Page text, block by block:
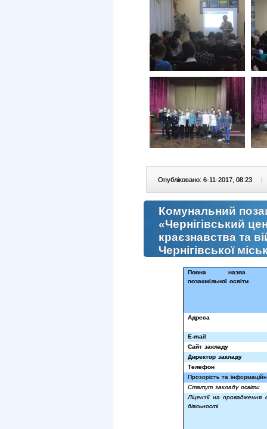
Опубліковано: 6-11-2017, 08:23 |
Комунальний
«Чернігівський
краєзнавства та
Чернігівської
Повна назва
позашкільної освіти
Адреса
E-mail
Сайт закладу
Директор закладу
Телефон
Прозорість та
Статут закладу освіти
Ліцензії на провадження
діяльності